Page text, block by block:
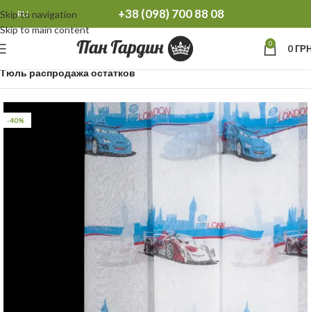
Skip to navigation
Skip to main content
RU +38 (098) 700 88 08
0 0
Главная
Распродажа остатков Тюль Шторы
Тюль распродажа остатков
-40%